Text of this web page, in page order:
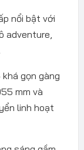
nổi bật với
adventure,
khá gọn gàng
mm và
linh hoạt